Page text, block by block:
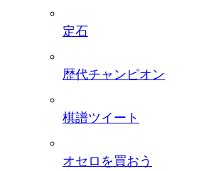
定石
歴代チャンピオン
棋譜ツイート
オセロを買おう